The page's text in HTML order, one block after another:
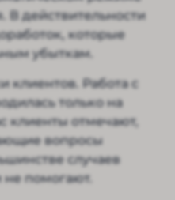
В действительности
которые
убыткам.
клиентов. Работа с
только на
клиенты отмечают,
вопросы
случаев
помогают.